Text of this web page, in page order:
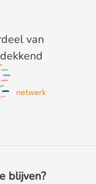
van
blijven?